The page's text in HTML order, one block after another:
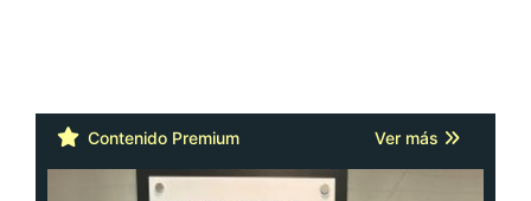
Contenido Premium Ver más